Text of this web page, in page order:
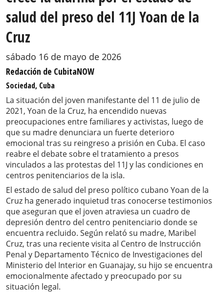
salud del preso del 11J Yoan de la
Cruz
sábado 16 de mayo de 2026
Redacción de CubitaNOW
Sociedad, Cuba
La situación del joven manifestante del 11 de julio de
2021, Yoan de la Cruz, ha encendido nuevas
preocupaciones entre familiares y activistas, luego de
que su madre denunciara un fuerte deterioro
emocional tras su reingreso a prisión en Cuba. El caso
reabre el debate sobre el tratamiento a presos
vinculados a las protestas del 11J y las condiciones en
centros penitenciarios de la isla.
El estado de salud del preso político cubano Yoan de la
Cruz ha generado inquietud tras conocerse testimonios
que aseguran que el joven atraviesa un cuadro de
depresión dentro del centro penitenciario donde se
encuentra recluido. Según relató su madre, Maribel
Cruz, tras una reciente visita al Centro de Instrucción
Penal y Departamento Técnico de Investigaciones del
Ministerio del Interior en Guanajay, su hijo se encuentra
emocionalmente afectado y preocupado por su
situación legal.